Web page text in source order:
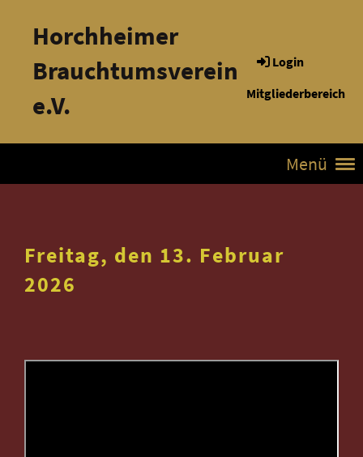
Horchheimer
Brauchtumsverein
e.V.
Login
Mitgliederbereich
Menü
Freitag, den 13. Februar
2026